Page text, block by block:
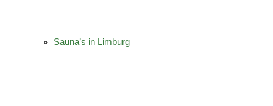
Sauna’s in Limburg